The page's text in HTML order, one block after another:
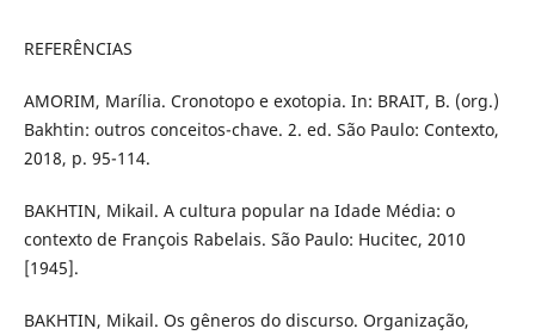
REFERÊNCIAS
AMORIM, Marília. Cronotopo e exotopia. In: BRAIT, B. (org.)
Bakhtin: outros conceitos-chave. 2. ed. São Paulo: Contexto,
2018, p. 95-114.
BAKHTIN, Mikail. A cultura popular na Idade Média: o
contexto de François Rabelais. São Paulo: Hucitec, 2010
[1945].
BAKHTIN, Mikail. Os gêneros do discurso. Organização,